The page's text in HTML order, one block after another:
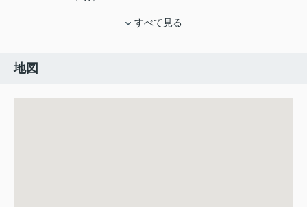
すべて見る
地図